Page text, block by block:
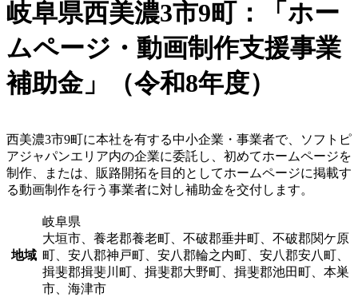
岐阜県西美濃3市9町：「ホー
ムページ・動画制作支援事業
補助金」（令和8年度）
西美濃3市9町に本社を有する中小企業・事業者で、ソフトピ
アジャパンエリア内の企業に委託し、初めてホームページを
制作、または、販路開拓を目的としてホームページに掲載す
る動画制作を行う事業者に対し補助金を交付します。
地域
岐阜県
大垣市、養老郡養老町、不破郡垂井町、不破郡関ケ原
町、安八郡神戸町、安八郡輪之内町、安八郡安八町、
揖斐郡揖斐川町、揖斐郡大野町、揖斐郡池田町、本巣
市、海津市